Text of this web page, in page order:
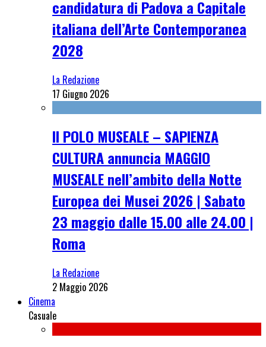
candidatura di Padova a Capitale
italiana dell’Arte Contemporanea
2028
La Redazione
17 Giugno 2026
Il POLO MUSEALE – SAPIENZA
CULTURA annuncia MAGGIO
MUSEALE nell’ambito della Notte
Europea dei Musei 2026 | Sabato
23 maggio dalle 15.00 alle 24.00 |
Roma
La Redazione
2 Maggio 2026
Cinema
Casuale